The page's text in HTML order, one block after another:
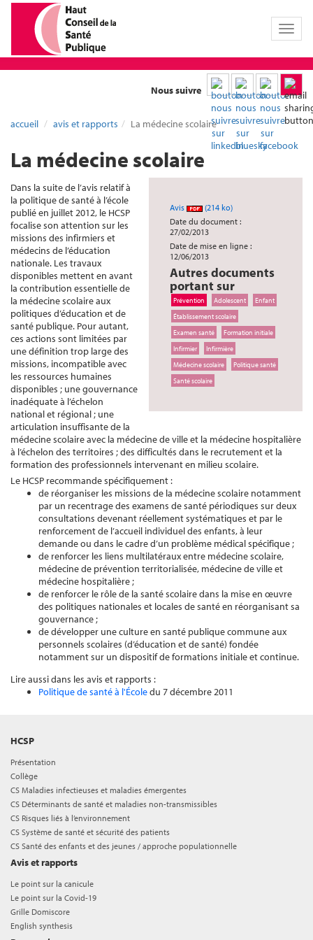
Toggle
Nous suivre
accueil avis et rapports La médecine scolaire
La médecine scolaire
Avis
(214 ko)
Date du document :
27/02/2013
Date de mise en ligne :
12/06/2013
Autres documents
portant sur
Prévention Adolescent
Enfant
Établissement scolaire
Examen santé
Formation initiale
Infirmier
Infirmière
Médecine scolaire
Politique santé
Santé scolaire
Dans la suite de l’avis relatif à
la politique de santé à l’école
publié en juillet 2012, le HCSP
focalise son attention sur les
missions des infirmiers et
médecins de l’éducation
nationale. Les travaux
disponibles mettent en avant
la contribution essentielle de
la médecine scolaire aux
politiques d’éducation et de
santé publique. Pour autant,
ces actions sont limitées par
une définition trop large des
missions, incompatible avec
les ressources humaines
disponibles ; une gouvernance
inadéquate à l’échelon
national et régional ; une
articulation insuffisante de la
médecine scolaire avec la médecine de ville et la médecine hospitalière
à l’échelon des territoires ; des difficultés dans le recrutement et la
formation des professionnels intervenant en milieu scolaire.
Le HCSP recommande spécifiquement :
de réorganiser les missions de la médecine scolaire notamment
par un recentrage des examens de santé périodiques sur deux
consultations devenant réellement systématiques et par le
renforcement de l’accueil individuel des enfants, à leur
demande ou dans le cadre d’un problème médical spécifique ;
de renforcer les liens multilatéraux entre médecine scolaire,
médecine de prévention territorialisée, médecine de ville et
médecine hospitalière ;
de renforcer le rôle de la santé scolaire dans la mise en œuvre
des politiques nationales et locales de santé en réorganisant sa
gouvernance ;
de développer une culture en santé publique commune aux
personnels scolaires (d’éducation et de santé) fondée
notamment sur un dispositif de formations initiale et continue.
Lire aussi dans les avis et rapports :
Politique de santé à l'Écoledu 7 décembre 2011
HCSP
Présentation
Collège
CS Maladies infectieuses et maladies émergentes
CS Déterminants de santé et maladies non-transmissibles
CS Risques liés à l’environnement
CS Système de santé et sécurité des patients
CS Santé des enfants et des jeunes / approche populationnelle
Avis et rapports
Le point sur la canicule
Le point sur la Covid-19
Grille Domiscore
English synthesis